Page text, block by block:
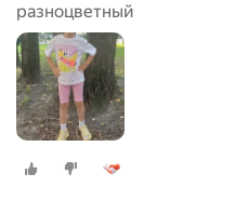
разноцветный